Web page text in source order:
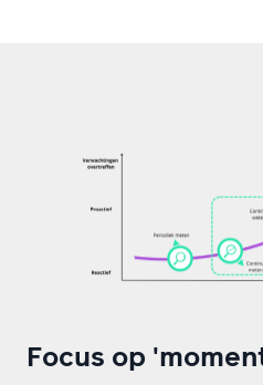
Focus op